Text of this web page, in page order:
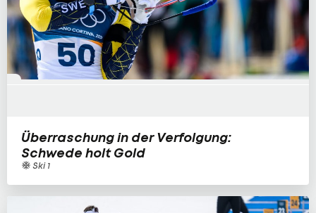
Überraschung in der Verfolgung:
Schwede holt Gold
Ski 1